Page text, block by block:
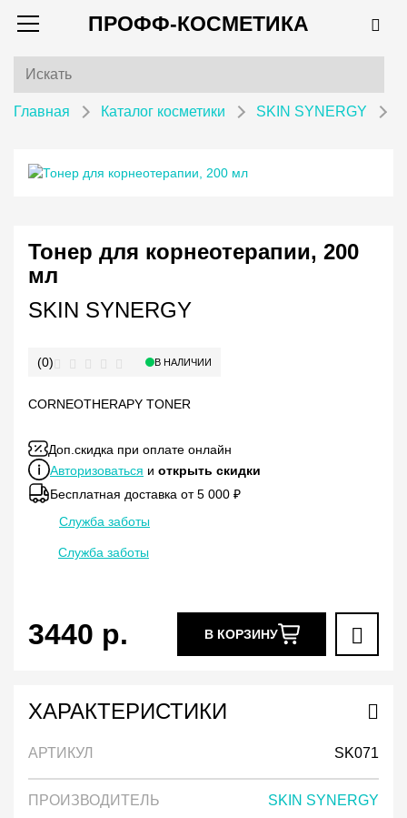
ПРОФФ-КОСМЕТИКА
Главная Каталог косметики SKIN SYNERGY
Тонер для корнеотерапии, 200
мл
SKIN SYNERGY
(0) В НАЛИЧИИ
CORNEOTHERAPY TONER
Доп.скидка при оплате онлайн
Авторизоваться и открыть скидки
Бесплатная доставка от 5 000 ₽
Служба заботы
Служба заботы
3440 р. В КОРЗИНУ
ХАРАКТЕРИСТИКИ
АРТИКУЛ SK071
ПРОИЗВОДИТЕЛЬ SKIN SYNERGY